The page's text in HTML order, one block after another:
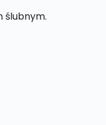
ślubnym.